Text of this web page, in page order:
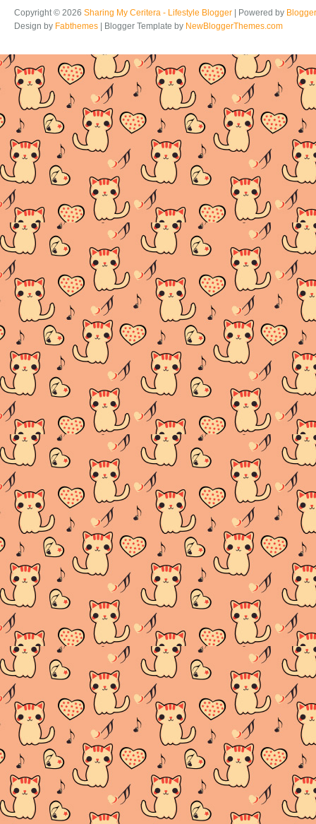
Copyright © 2026 Sharing My Ceritera - Lifestyle Blogger | Powered by Blogger
Design by Fabthemes | Blogger Template by NewBloggerThemes.com